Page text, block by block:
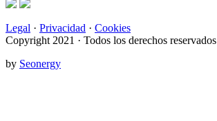
Legal · Privacidad · Cookies
Copyright 2021 · Todos los derechos reservados
by Seonergy